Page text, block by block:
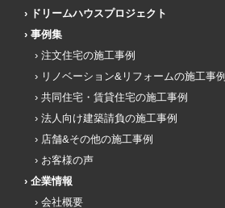
ドリームハウスプロジェクト
事例集
注文住宅の施工事例
リノベーション&リフォームの施工事例
共同住宅・賃貸住宅の施工事例
法人向け建築請負の施工事例
店舗&その他の施工事例
お客様の声
企業情報
会社概要